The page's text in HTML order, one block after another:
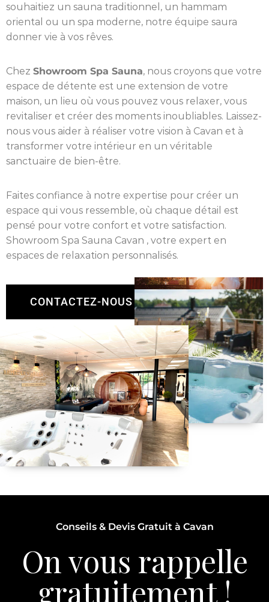
souhaitiez un sauna traditionnel, un hammam
oriental ou un spa moderne, notre équipe saura
donner vie à vos rêves.
Chez Showroom Spa Sauna, nous croyons que votre
espace de détente est une extension de votre
maison, un lieu où vous pouvez vous relaxer, vous
revitaliser et créer des moments inoubliables. Laissez-
nous vous aider à réaliser votre vision à Cavan et à
transformer votre intérieur en un véritable
sanctuaire de bien-être.
Faites confiance à notre expertise pour créer un
espace qui vous ressemble, où chaque détail est
pensé pour votre confort et votre satisfaction.
Showroom Spa Sauna Cavan , votre expert en
espaces de relaxation personnalisés.
CONTACTEZ-NOUS
Conseils & Devis Gratuit à Cavan
On vous rappelle
gratuitement !